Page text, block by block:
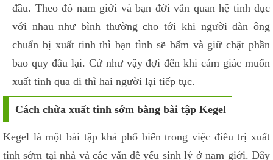
đầu. Theo đó nam giới và bạn đời vẫn quan hệ tình dục
với nhau như bình thường cho tới khi người đàn ông
chuẩn bị xuất tinh thì bạn tình sẽ bấm và giữ chặt phần
bao quy đầu lại. Cứ như vậy đợi đến khi cảm giác muốn
xuất tinh qua đi thì hai người lại tiếp tục.
Cách chữa xuất tinh sớm bằng bài tập Kegel
Kegel là một bài tập khá phổ biến trong việc điều trị xuất
tinh sớm tại nhà và các vấn đề yếu sinh lý ở nam giới. Đây